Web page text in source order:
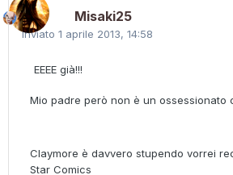
Misaki25
Inviato 1 aprile 2013, 14:58
EEEE già!!!
Mio padre però non è un ossessionato
Claymore è davvero stupendo vorrei
Star Comics